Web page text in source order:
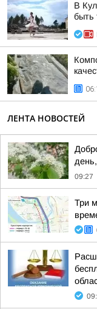
В
быть
ЛЕНТА НОВОСТЕЙ
09:27
Три